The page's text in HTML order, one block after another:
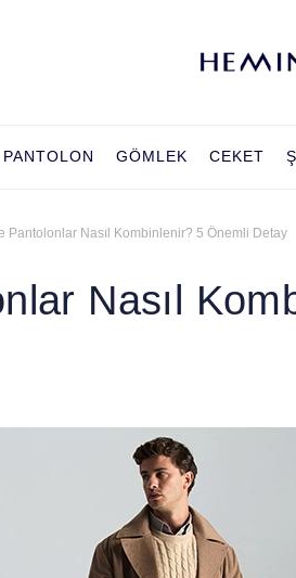
PANTOLON GÖMLEK CEKET
Pantolonlar Nasıl Kombinlenir? 5 Önemli Detay
Nasıl